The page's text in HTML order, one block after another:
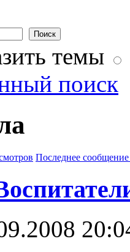
темы
поиск
Последнее сообщение